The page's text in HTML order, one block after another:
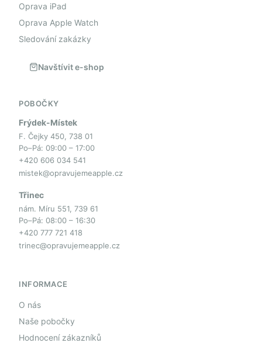
Oprava iPad
Oprava Apple Watch
Sledování zakázky
Navštívit e-shop
POBOČKY
Frýdek-Místek
F. Čejky 450, 738 01
Po–Pá: 09:00 – 17:00
+420 606 034 541
mistek@opravujemeapple.cz
Třinec
nám. Míru 551, 739 61
Po–Pá: 08:00 – 16:30
+420 777 721 418
trinec@opravujemeapple.cz
INFORMACE
O nás
Naše pobočky
Hodnocení zákazníků